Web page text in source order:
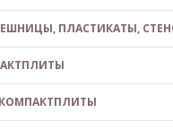
ПЛАСТИКАТЫ,
КОМПАКТПЛИТЫ